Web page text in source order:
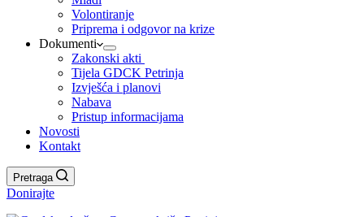
Volontiranje
Priprema i odgovor na krize
Dokumenti
Zakonski akti
Tijela GDCK Petrinja
Izvješća i planovi
Nabava
Pristup informacijama
Novosti
Kontakt
Pretraga
Donirajte